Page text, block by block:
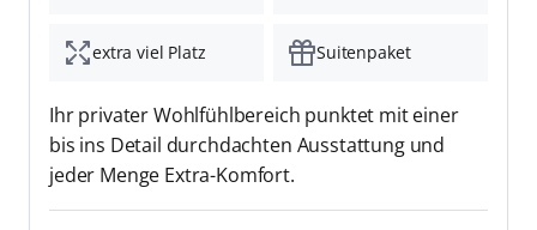
extra viel Platz Suitenpaket
Ihr privater Wohlfühlbereich punktet mit einer
bis ins Detail durchdachten Ausstattung und
jeder Menge Extra-Komfort.